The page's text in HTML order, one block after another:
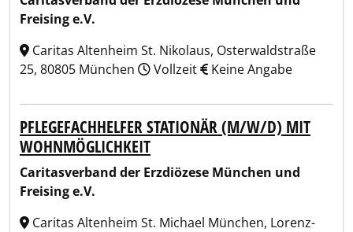
Freising e.V.
Caritas Altenheim St. Nikolaus, Osterwaldstraße
25, 80805 München
Vollzeit Keine Angabe
PFLEGEFACHHELFER STATIONÄR (M/W/D) MIT
WOHNMÖGLICHKEIT
Caritasverband der Erzdiözese München und
Freising e.V.
Caritas Altenheim St. Michael München, Lorenz-